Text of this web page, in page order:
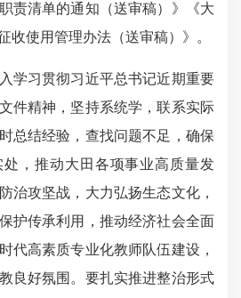
责清单的通知（送审稿）》《大
收使用管理办法（送审稿）》。
习贯彻习近平总书记近期重要
件精神，坚持系统学，联系实际
总结经验，查找问题不足，确保
，推动大田各项事业高质量发
治攻坚战，大力弘扬生态文化，
护传承利用，推动经济社会全面
代高素质专业化教师队伍建设，
良好氛围。要扎实推进整治形式